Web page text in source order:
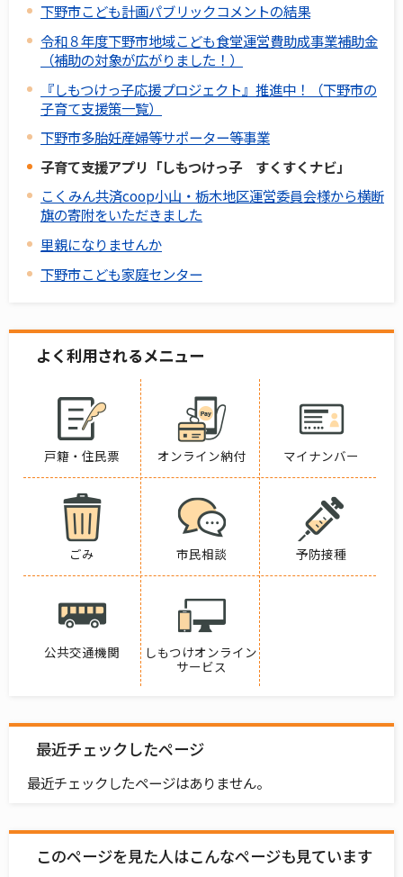
下野市こども計画パブリックコメントの結果
令和８年度下野市地域こども食堂運営費助成事業補助金
（補助の対象が広がりました！）
『しもつけっ子応援プロジェクト』推進中！（下野市の
子育て支援策一覧）
下野市多胎妊産婦等サポーター等事業
子育て支援アプリ「しもつけっ子 すくすくナビ」
こくみん共済coop小山・栃木地区運営委員会様から横断
旗の寄附をいただきました
里親になりませんか
下野市こども家庭センター
よく利用されるメニュー
戸籍・住民票 オンライン納付 マイナンバー
ごみ 市民相談 予防接種
公共交通機関
しもつけオンライン
サービス
最近チェックしたページ
最近チェックしたページはありません。
このページを見た人はこんなページも見ています